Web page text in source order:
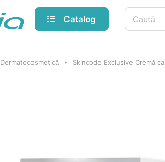
Catalog
Dermatocosmetică Skincode Exclusive Cremă